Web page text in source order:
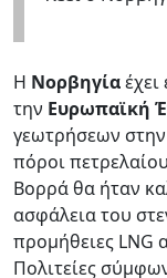
Η Νορβηγίαέχει
την Ευρωπαϊκή
γεωτρήσεων στην
πόροι
Βορρά θα ήταν
ασφάλεια του
προμήθειες LNG
Πολιτείες